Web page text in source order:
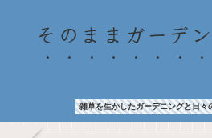
そのままガーデ
雑草を生かしたガーデニングと日々